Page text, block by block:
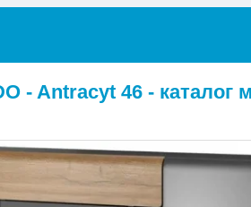
- Antracyt 46 - каталог